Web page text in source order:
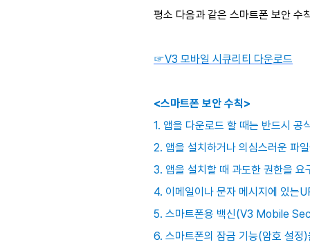
평소 다음과 같은 스마트폰 보안 수
☞V3 모바일 시큐리티 다운로드
<스마트폰 보안 수칙>
1. 앱을 다운로드 할 때는 반드시 공
2. 앱을 설치하거나 의심스러운 파
3. 앱을 설치할 때 과도한 권한을
4. 이메일이나 문자 메시지에 있는
5. 스마트폰용 백신(V3 Mobile
6. 스마트폰의 잠금 기능(암호 설정